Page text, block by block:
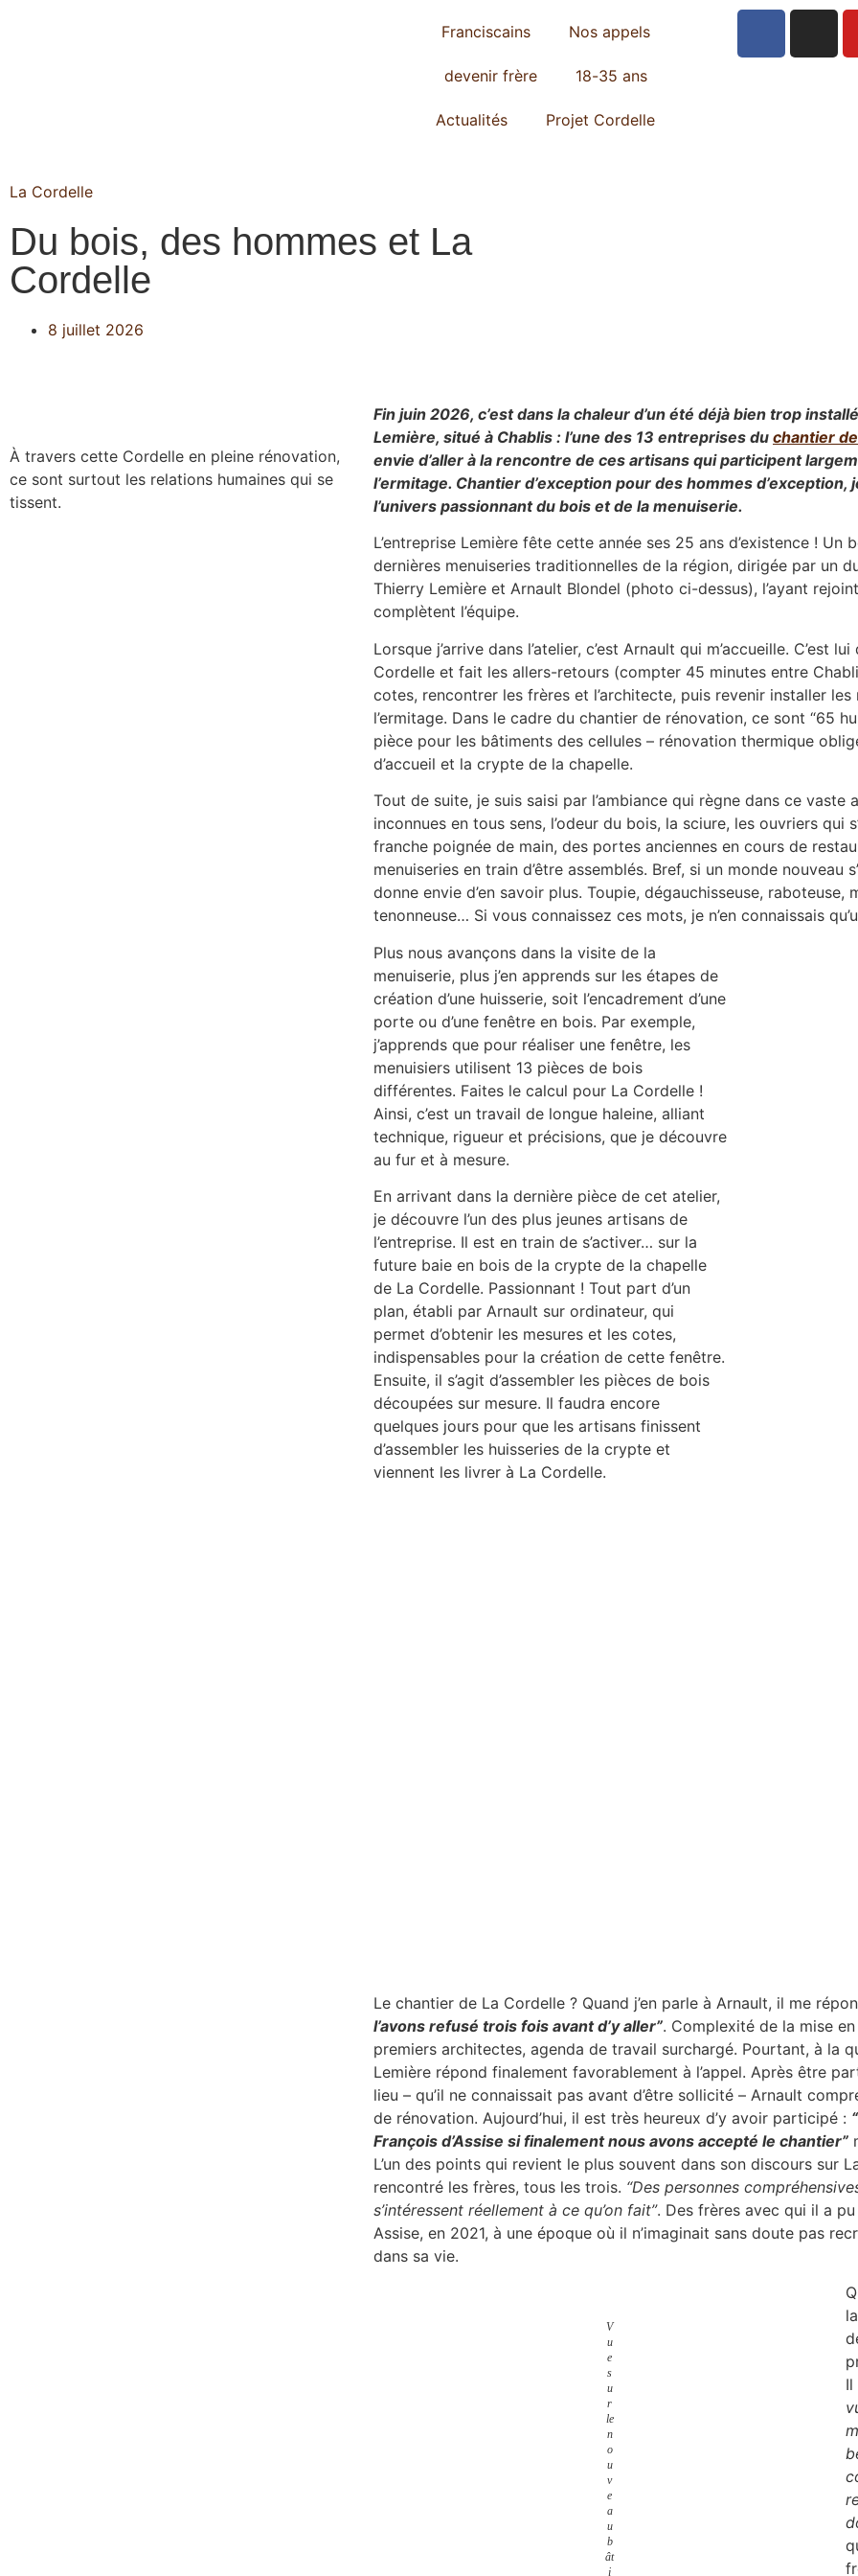
Franciscains Nos appels
devenir frère 18-35 ans
Actualités Projet Cordelle
La Cordelle
Du bois, des hommes et La
Cordelle
8 juillet 2026
À travers cette Cordelle en pleine rénovation,
ce sont surtout les relations humaines qui se
tissent.
Fin juin 2026, c’est dans la chaleur d’un été déjà bien trop
Lemière, situé à Chablis : l’une des 13 entreprises du chantier
envie d’aller à la rencontre de ces artisans qui participent
l’ermitage. Chantier d’exception pour des hommes
l’univers passionnant du bois et de la menuiserie.
L’entreprise Lemière fête cette année ses 25 ans d’existence ! Un
dernières menuiseries traditionnelles de la région, dirigée par un
Thierry Lemière et Arnault Blondel (photo ci-dessus), l’ayant
complètent l’équipe.
Lorsque j’arrive dans l’atelier, c’est Arnault qui m’accueille. C’est
Cordelle et fait les allers-retours (compter 45 minutes entre
cotes, rencontrer les frères et l’architecte, puis revenir installer
l’ermitage. Dans le cadre du chantier de rénovation, ce sont “65
pièce pour les bâtiments des cellules – rénovation thermique
d’accueil et la crypte de la chapelle.
Tout de suite, je suis saisi par l’ambiance qui règne dans ce vaste
inconnues en tous sens, l’odeur du bois, la sciure, les ouvriers qui
franche poignée de main, des portes anciennes en cours de
menuiseries en train d’être assemblés. Bref, si un monde nouveau
donne envie d’en savoir plus. Toupie, dégauchisseuse, raboteuse,
tenonneuse… Si vous connaissez ces mots, je n’en connaissais
Plus nous avançons dans la visite de la
menuiserie, plus j’en apprends sur les étapes de
création d’une huisserie, soit l’encadrement d’une
porte ou d’une fenêtre en bois. Par exemple,
j’apprends que pour réaliser une fenêtre, les
menuisiers utilisent 13 pièces de bois
différentes. Faites le calcul pour La Cordelle !
Ainsi, c’est un travail de longue haleine, alliant
technique, rigueur et précisions, que je découvre
au fur et à mesure.
En arrivant dans la dernière pièce de cet atelier,
je découvre l’un des plus jeunes artisans de
l’entreprise. Il est en train de s’activer… sur la
future baie en bois de la crypte de la chapelle
de La Cordelle. Passionnant ! Tout part d’un
plan, établi par Arnault sur ordinateur, qui
permet d’obtenir les mesures et les cotes,
indispensables pour la création de cette fenêtre.
Ensuite, il s’agit d’assembler les pièces de bois
découpées sur mesure. Il faudra encore
quelques jours pour que les artisans finissent
d’assembler les huisseries de la crypte et
viennent les livrer à La Cordelle.
Le chantier de La Cordelle ? Quand j’en parle à Arnault, il me
l’avons refusé trois fois avant d’y aller”. Complexité de la mise
premiers architectes, agenda de travail surchargé. Pourtant, à la
Lemière répond finalement favorablement à l’appel. Après être
lieu – qu’il ne connaissait pas avant d’être sollicité – Arnault
de rénovation. Aujourd’hui, il est très heureux d’y avoir participé :
François d’Assise si finalement nous avons accepté le chantier”
L’un des points qui revient le plus souvent dans son discours sur
rencontré les frères, tous les trois. “Des personnes
s’intéressent réellement à ce qu’on fait”. Des frères avec qui il a
Assise, en 2021, à une époque où il n’imaginait sans doute pas
dans sa vie.
V
u
e
s
u
r
le
n
o
u
v
e
a
u
b
ât
i
Il